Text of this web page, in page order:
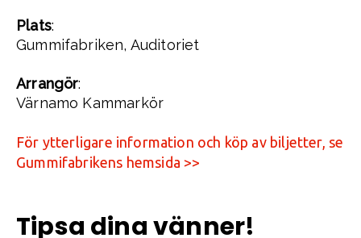
Plats:
Gummifabriken, Auditoriet
Arrangör:
Värnamo Kammarkör
För ytterligare information och köp av biljetter, se
Gummifabrikens hemsida >>
Tipsa dina vänner!